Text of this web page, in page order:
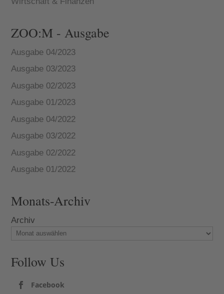
ZOO:M - Ausgabe
Ausgabe 04/2023
Ausgabe 03/2023
Ausgabe 02/2023
Ausgabe 01/2023
Ausgabe 04/2022
Ausgabe 03/2022
Ausgabe 02/2022
Ausgabe 01/2022
Monats-Archiv
Archiv
Follow Us
Facebook